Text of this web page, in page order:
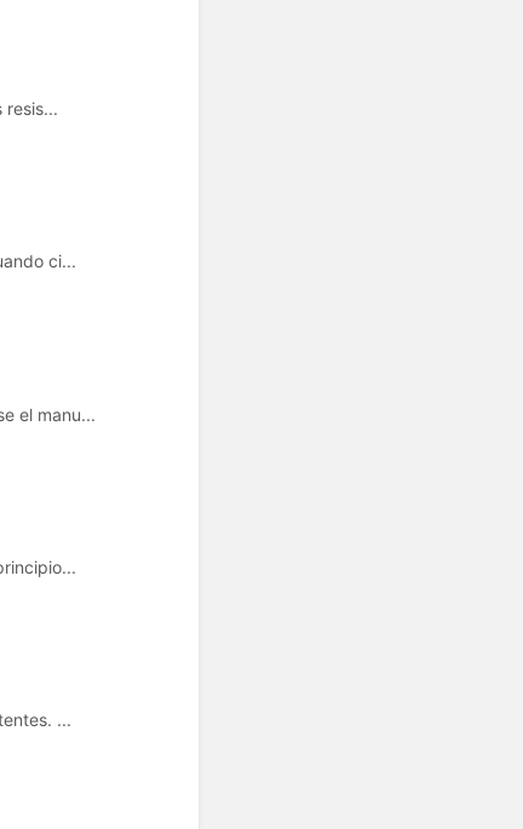
resis...
ci...
el manu...
...